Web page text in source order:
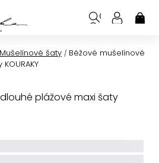
Mušelínové šaty / Béžové mušelínové
plážové maxi šaty